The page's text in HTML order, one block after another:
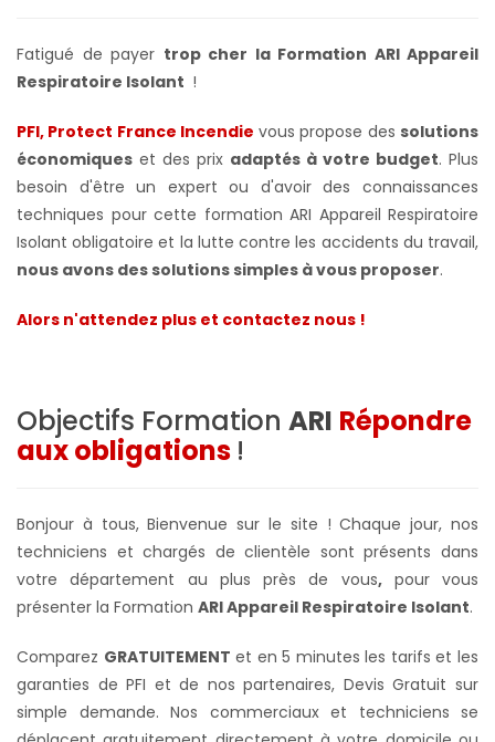
Fatigué de payer trop cher la Formation ARI Appareil
Respiratoire Isolant !
PFI, Protect France Incendie vous propose dessolutions
économiques et des prix adaptés à votre budget. Plus
besoin d'être un expert ou d'avoir des connaissances
techniques pour cette formation ARI Appareil Respiratoire
Isolant obligatoire et la lutte contre les accidents du travail,
nous avons des solutions simples à vous proposer.
Alors n'attendez plus et contactez nous !
Objectifs Formation ARI Répondre
aux obligations !
Bonjour à tous, Bienvenue sur le site ! Chaque jour, nos
techniciens et chargés de clientèle sont présents dans
votre département au plus près de vous,pour vous
présenter la Formation ARI Appareil Respiratoire Isolant.
Comparez GRATUITEMENT et en 5 minutes les tarifs et les
garanties de PFI et de nos partenaires, Devis Gratuit sur
simple demande. Nos commerciaux et techniciens se